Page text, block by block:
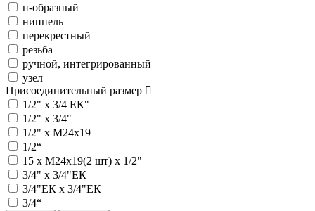
н-образный
ниппель
перекрестный
резьба
ручной, интегрированный
узел
Присоединительный размер
1/2" х 3/4 ЕК"
1/2" х 3/4"
1/2" х M24x19
1/2“
15 х M24x19(2 шт) х 1/2"
3/4" х 3/4"ЕК
3/4"ЕК х 3/4"ЕК
3/4“